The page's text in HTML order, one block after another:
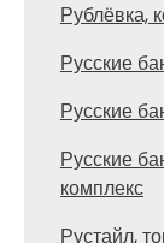
Рублёвка,
Русские
Русские
Русские
комплекс
Рустайл,